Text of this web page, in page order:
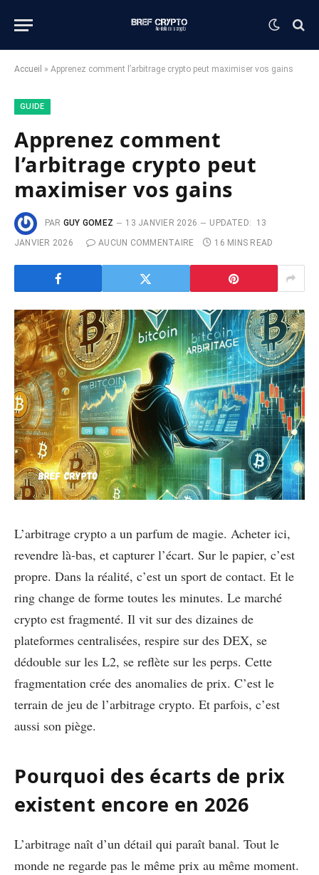
Accueil » Apprenez comment l’arbitrage crypto peut maximiser vos gains
GUIDE
Apprenez comment
l’arbitrage crypto peut
maximiser vos gains
PAR GUY GOMEZ 13 JANVIER 2026 UPDATED:
13
JANVIER 2026
AUCUN COMMENTAIRE 16 MINS READ
L’arbitrage crypto a un parfum de magie. Acheter ici,
revendre là-bas, et capturer l’écart. Sur le papier, c’est
propre. Dans la réalité, c’est un sport de contact. Et le
ring change de forme toutes les minutes. Le marché
crypto est fragmenté. Il vit sur des dizaines de
plateformes centralisées, respire sur des DEX, se
dédouble sur les L2, se reflète sur les perps. Cette
fragmentation crée des anomalies de prix. C’est le
terrain de jeu de l’arbitrage crypto. Et parfois, c’est
aussi son piège.
Pourquoi des écarts de prix
existent encore en 2026
L’arbitrage naît d’un détail qui paraît banal. Tout le
monde ne regarde pas le même prix au même moment.